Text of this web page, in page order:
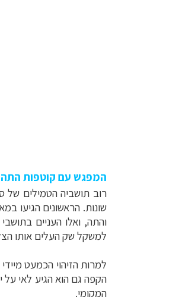
המפגש עם קוטפות התה
רוב תושביה הטמילים של
והתה, ואלו העניים
למשקל שק העלים אותו
למרות הזיהוי הכמעט
המקומי.